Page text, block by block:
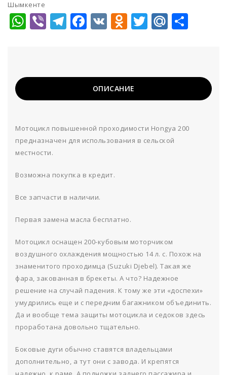
Шымкенте
WhatsApp
ViberTelegram
Facebook
VK TwitterMail.Ru
ОПИСАНИЕ
Мотоцикл повышенной проходимости Hongya 200
предназначен для использования в сельской
местности.
Возможна покупка в кредит.
Все запчасти в наличии.
Первая замена масла бесплатно.
Мотоцикл оснащен 200-кубовым моторчиком
воздушного охлаждения мощностью 14 л. с. Похож на
знаменитого проходимца (Suzuki Djebel). Такая же
фара, закованная в брекеты. А что? Надежное
решение на случай падения. К тому же эти «доспехи»
умудрились еще и с передним багажником объединить.
Да и вообще тема защиты мотоцикла и седоков здесь
проработана довольно тщательно.
Боковые дуги обычно ставятся владельцами
дополнительно, а тут они с завода. И крепятся